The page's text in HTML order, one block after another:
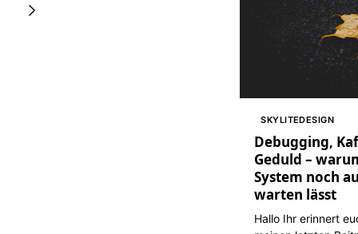
SKYLITEDESIGN
Debugging,
Geduld –
System noch
warten lässt
Hallo Ihr erinnert